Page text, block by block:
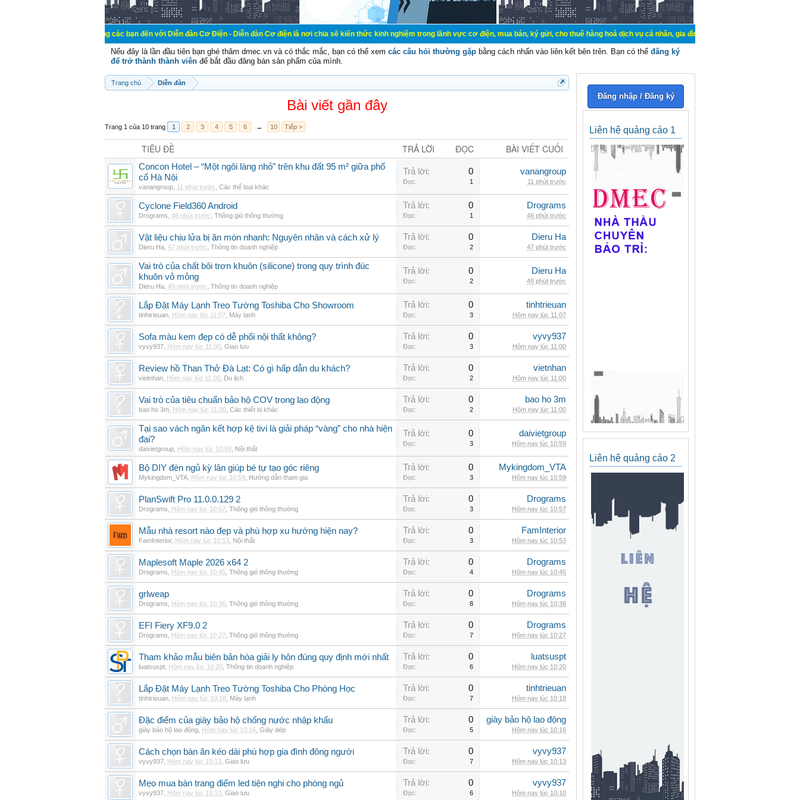
Chào mừng các bạn đến với Diễn đàn Cơ Điện - Diễn đàn Cơ điện là nơi chia sẽ kiến thức kinh nghiệm trong lãnh vực cơ điện, mua bán, ký gửi, cho thuê hàng hoá dịch vụ cá nhân, gia đình. Mua bán, ký gửi, cho thuê thiết bị
Nếu đây là lần đầu tiên bạn ghé thăm dmec.vn và có thắc mắc, bạn có thể xem các câu hỏi thường gặp bằng cách nhấn vào liên kết bên trên. Bạn có thể đăng ký
để trở thành thành viên để bắt đầu đăng bán sản phẩm của mình.
Trang chủ Diễn đàn
Bài viết gần đây
Trang 1 của 10 trang 1 2 3 4 5 6 → 10 Tiếp >
TIÊU ĐỀ TRẢ LỜI ĐỌC BÀI VIẾT CUỐI
Concon Hotel – “Một ngôi làng nhỏ” trên khu đất 95 m² giữa phố
cổ Hà Nội
vanangroup 11 phút trước Các thể loại khác
Trả lời: 0
Đọc: 1
vanangroup
11 phút trước
Cyclone Field360 Android
Drograms 46 phút trước Thông gió thông thường
Trả lời: 0
Đọc: 1
Drograms
46 phút trước
Vật liệu chịu lửa bị ăn mòn nhanh: Nguyên nhân và cách xử lý
Dieru Ha 47 phút trước Thông tin doanh nghiệp
Trả lời: 0
Đọc: 2
Dieru Ha
47 phút trước
Vai trò của chất bôi trơn khuôn (silicone) trong quy trình đúc
khuôn vỏ mỏng
Dieru Ha 49 phút trước Thông tin doanh nghiệp
Trả lời: 0
Đọc: 2
Dieru Ha
49 phút trước
Lắp Đặt Máy Lạnh Treo Tường Toshiba Cho Showroom
tinhtrieuan Hôm nay lúc 11:07 Máy lạnh
Trả lời: 0
Đọc: 3
tinhtrieuan
Hôm nay lúc 11:07
Sofa màu kem đẹp có dễ phối nội thất không?
vyvy937 Hôm nay lúc 11:00 Giao lưu
Trả lời: 0
Đọc: 3
vyvy937
Hôm nay lúc 11:00
Review hồ Than Thở Đà Lạt: Có gì hấp dẫn du khách?
vietnhan Hôm nay lúc 11:00 Du lịch
Trả lời: 0
Đọc: 2
vietnhan
Hôm nay lúc 11:00
Vai trò của tiêu chuẩn bảo hộ COV trong lao động
bao ho 3m Hôm nay lúc 11:00 Các thiết bị khác
Trả lời: 0
Đọc: 2
bao ho 3m
Hôm nay lúc 11:00
Tại sao vách ngăn kết hợp kệ tivi là giải pháp “vàng” cho nhà hiện
đại?
daivietgroup Hôm nay lúc 10:59 Nội thất
Trả lời: 0
Đọc: 3
daivietgroup
Hôm nay lúc 10:59
Bộ DIY đèn ngủ kỳ lân giúp bé tự tạo góc riêng
Mykingdom_VTA Hôm nay lúc 10:59 Hướng dẫn tham gia
Trả lời: 0
Đọc: 3
Mykingdom_VTA
Hôm nay lúc 10:59
PlanSwift Pro 11.0.0.129 2
Drograms Hôm nay lúc 10:57 Thông gió thông thường
Trả lời: 0
Đọc: 3
Drograms
Hôm nay lúc 10:57
Mẫu nhà resort nào đẹp và phù hợp xu hướng hiện nay?
FamInterior, Hôm nay lúc 10:53 Nội thất
Trả lời: 0
Đọc: 3
FamInterior
Hôm nay lúc 10:53
Maplesoft Maple 2026 x64 2
Drograms Hôm nay lúc 10:45 Thông gió thông thường
Trả lời: 0
Đọc: 4
Drograms
Hôm nay lúc 10:45
grlweap
Drograms Hôm nay lúc 10:36 Thông gió thông thường
Trả lời: 0
Đọc: 8
Drograms
Hôm nay lúc 10:36
EFI Fiery XF9.0 2
Drograms Hôm nay lúc 10:27 Thông gió thông thường
Trả lời: 0
Đọc: 7
Drograms
Hôm nay lúc 10:27
Tham khảo mẫu biên bản hòa giải ly hôn đúng quy định mới nhất
luatsuspt Hôm nay lúc 10:20 Thông tin doanh nghiệp
Trả lời: 0
Đọc: 6
luatsuspt
Hôm nay lúc 10:20
Lắp Đặt Máy Lạnh Treo Tường Toshiba Cho Phòng Học
tinhtrieuan Hôm nay lúc 10:18 Máy lạnh
Trả lời: 0
Đọc: 7
tinhtrieuan
Hôm nay lúc 10:18
Đặc điểm của giày bảo hộ chống nước nhập khẩu
giày bảo hộ lao động Hôm nay lúc 10:16 Giày dép
Trả lời: 0
Đọc: 5
giày bảo hộ lao động
Hôm nay lúc 10:16
Cách chọn bàn ăn kéo dài phù hợp gia đình đông người
vyvy937 Hôm nay lúc 10:13 Giao lưu
Trả lời: 0
Đọc: 7
vyvy937
Hôm nay lúc 10:13
Mẹo mua bàn trang điểm led tiện nghi cho phòng ngủ
vyvy937 Hôm nay lúc 10:10 Giao lưu
Trả lời: 0
Đọc: 6
vyvy937
Hôm nay lúc 10:10
Đăng nhập / Đăng ký
Liên hệ quảng cáo 1
Liên hệ quảng cáo 2